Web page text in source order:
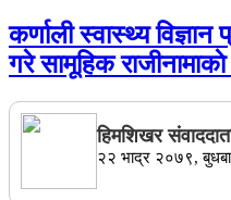
कर्णाली स्वास्थ्य
गरे सामूहिक
हिमशिखर
२२ भाद्र २०७९,